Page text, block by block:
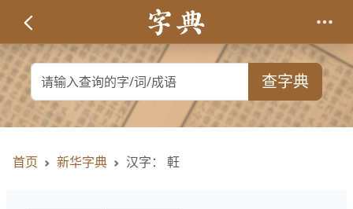
查字典
首页 新华字典 汉字： 軖